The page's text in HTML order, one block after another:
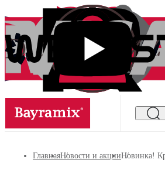
Посмотреть все
ГлавнаяНовости и акцииНовинка!